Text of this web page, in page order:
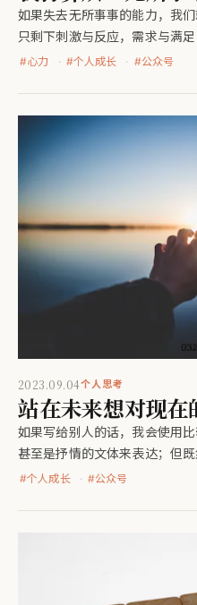
如果失去无所事事的能力，我们
只剩下刺激与反应，需求与满
生命也因此枯萎。
#心力 #个人成长 #公众号
2023.09.04个人思考
站在未来想对现
里话
如果写给别人的话，我会使用比
甚至是抒情的文体来表达；但既
我会追求信息传输的高效，因此
#个人成长 #公众号